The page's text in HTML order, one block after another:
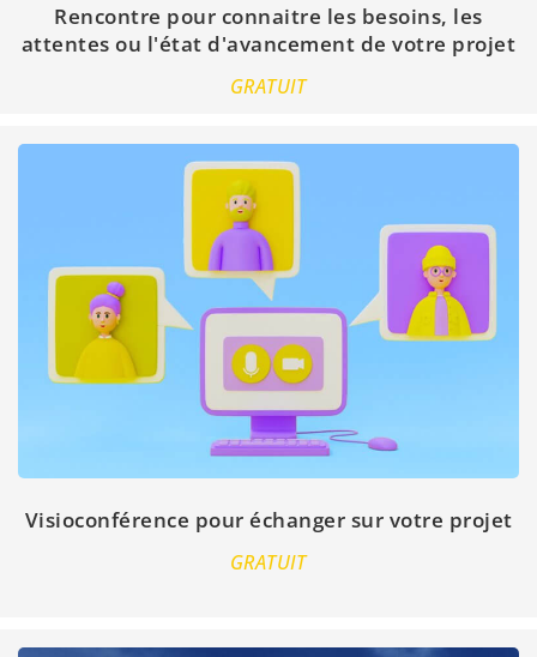
Rencontre pour connaitre les besoins, les
attentes ou l'état d'avancement de votre projet
GRATUIT
Visioconférence pour échanger sur votre projet
GRATUIT